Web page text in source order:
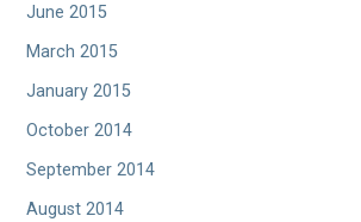
June 2015
March 2015
January 2015
October 2014
September 2014
August 2014